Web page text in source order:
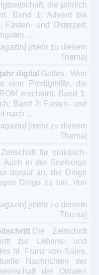
die jährlich
Band 1: Advent bis
Fasten- und Osterzeit;
...
[mehr zu diesem
Thema]
digital Gottes Wort
eine Predigthilfe, die
erscheint. Band 1:
Band 2: Fasten- und
nach ...
[mehr zu diesem
Thema]
für praktisch-
Auch in der Seelsorge
darauf an, die Dinge
Dinge zu tun. Von
[mehr zu diesem
Thema]
Die Zeitschrift
zur Lebens- und
hl. Franz von Sales.
Nachrichten der
der Oblaten